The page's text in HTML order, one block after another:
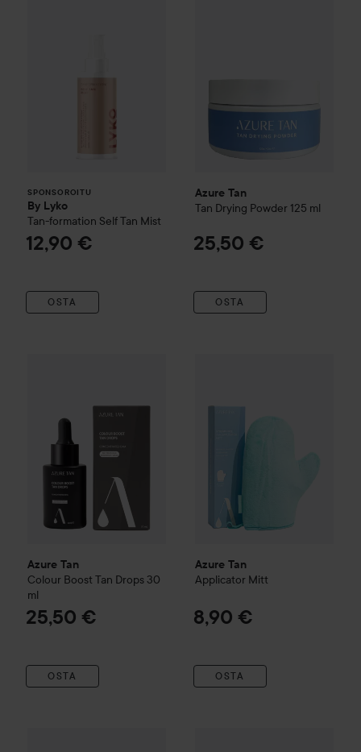
SPONSOROITU
By Lyko
Tan-formation Self Tan Mist
12,90 €
OSTA
Azure Tan
Tan Drying Powder 125 ml
25,50 €
OSTA
Azure Tan
Colour Boost Tan Drops 30
ml
25,50 €
OSTA
Azure Tan
Applicator Mitt
8,90 €
OSTA